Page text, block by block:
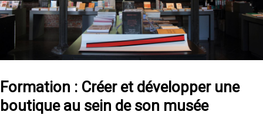
Formation : Créer et développer une
boutique au sein de son musée